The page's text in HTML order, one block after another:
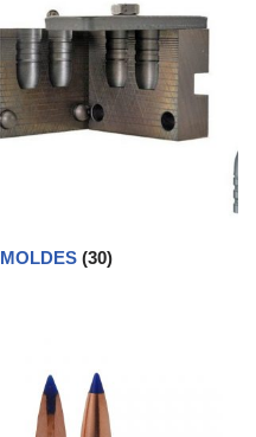
MOLDES(30)